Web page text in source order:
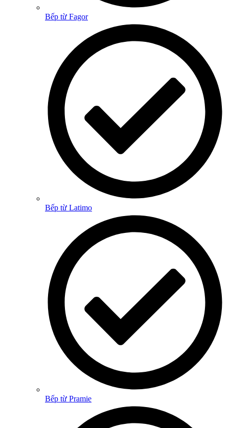
Bếp từ Fagor
Bếp từ Latimo
Bếp từ Pramie